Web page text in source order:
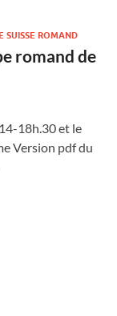
SUISSE ROMAND
romand de
18h.30 et le
Version pdf du